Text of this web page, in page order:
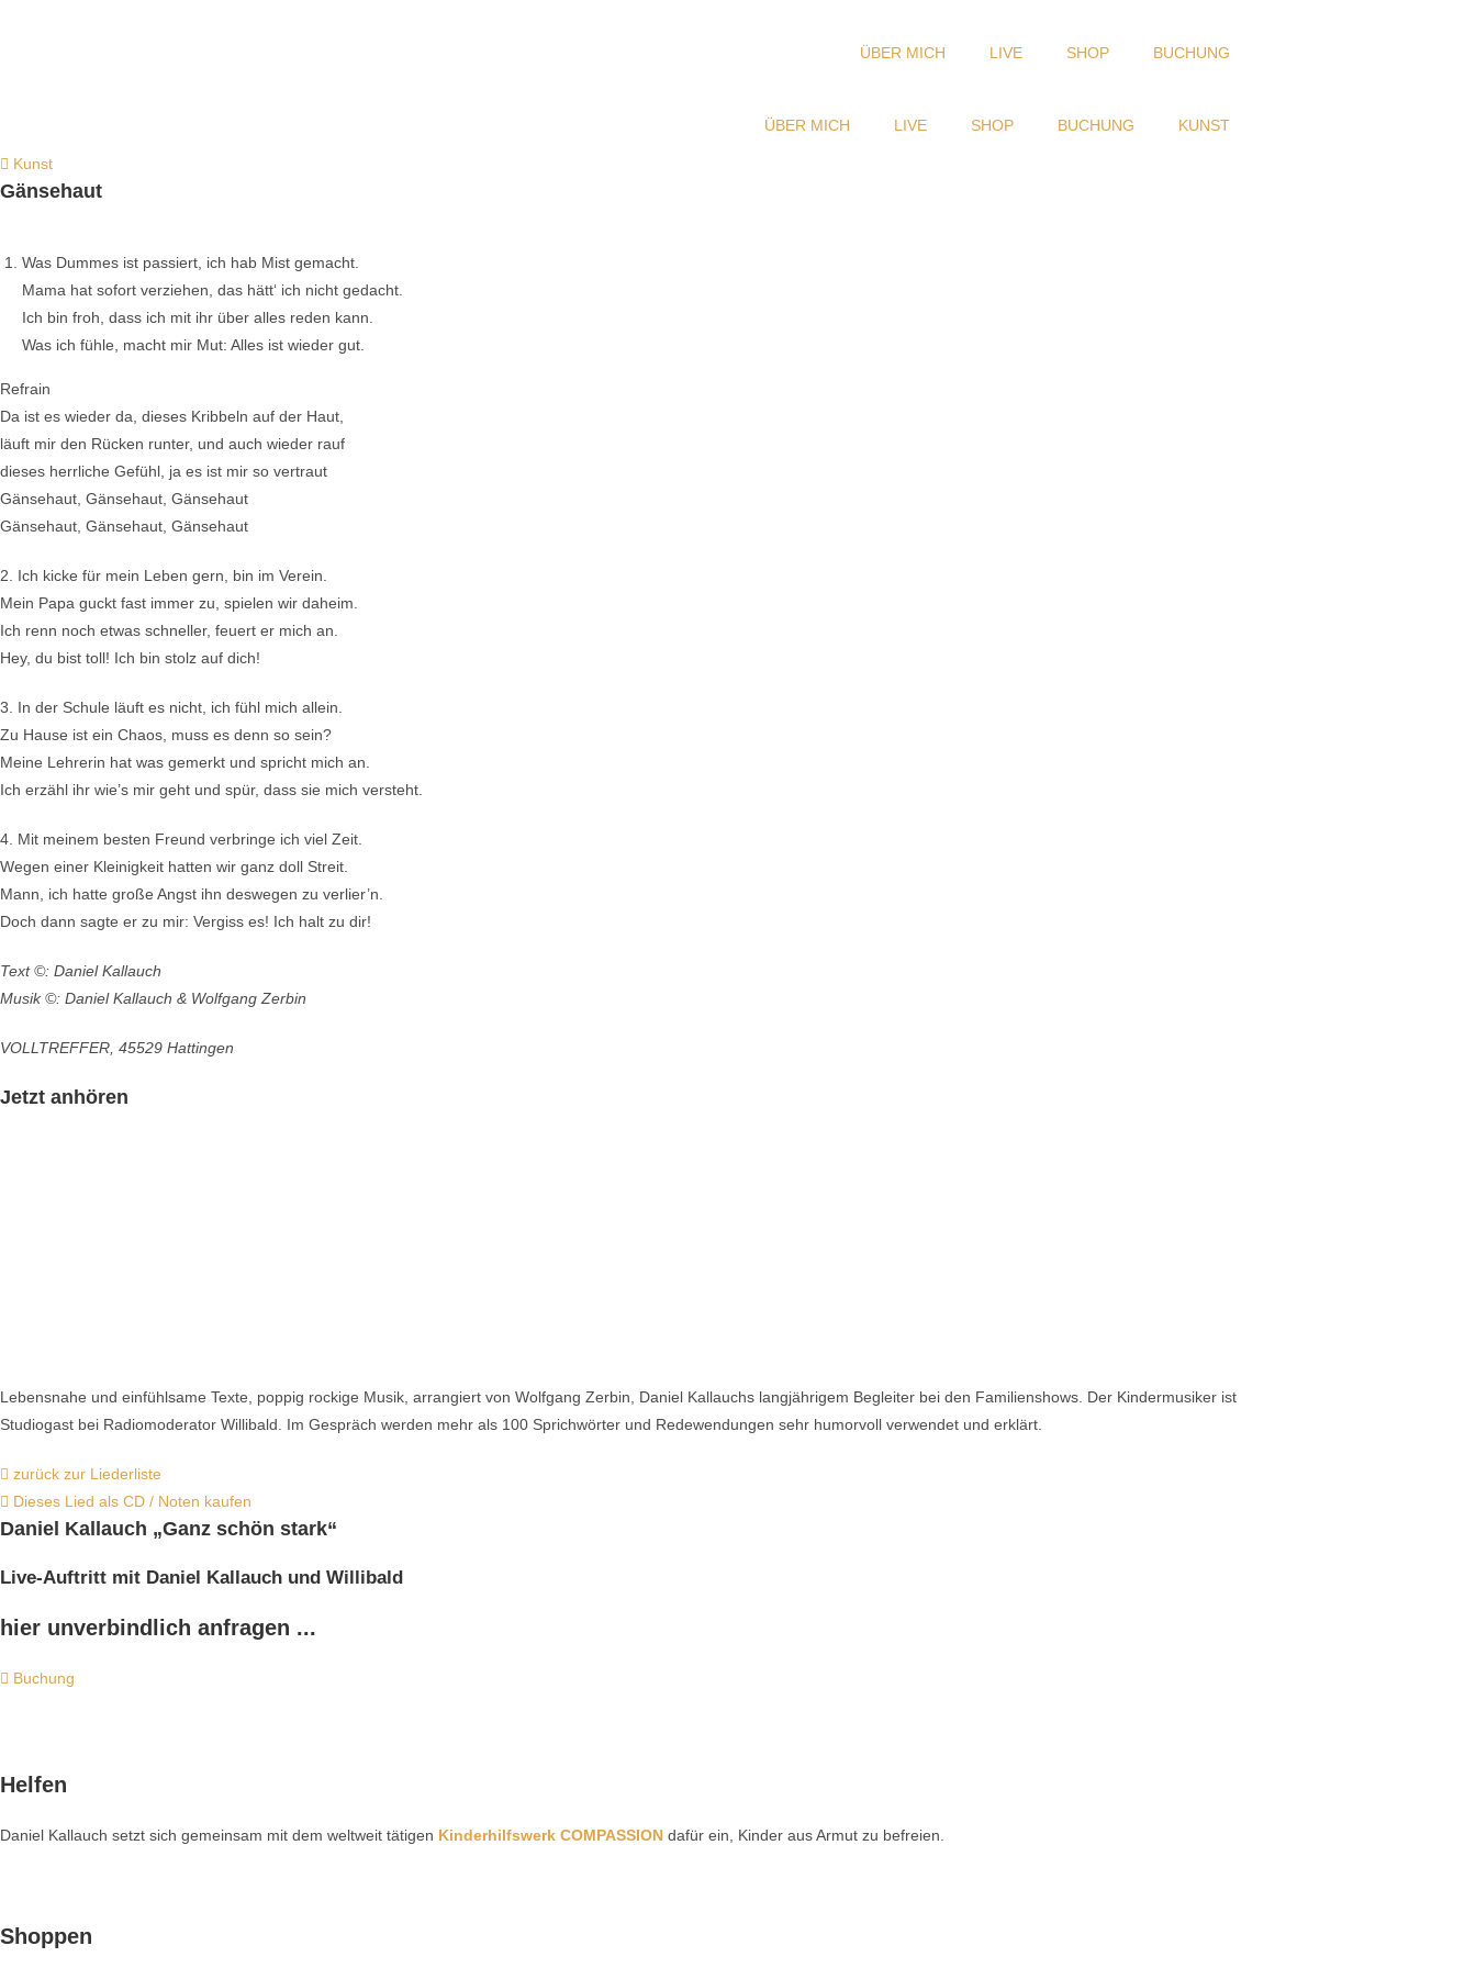
ÜBER MICH LIVE SHOP BUCHUNG
ÜBER MICH LIVE SHOP BUCHUNG KUNST
Kunst
Gänsehaut
Was Dummes ist passiert, ich hab Mist gemacht.
Mama hat sofort verziehen, das hätt‘ ich nicht gedacht.
Ich bin froh, dass ich mit ihr über alles reden kann.
Was ich fühle, macht mir Mut: Alles ist wieder gut.
Refrain
Da ist es wieder da, dieses Kribbeln auf der Haut,
läuft mir den Rücken runter, und auch wieder rauf
dieses herrliche Gefühl, ja es ist mir so vertraut
Gänsehaut, Gänsehaut, Gänsehaut
Gänsehaut, Gänsehaut, Gänsehaut
2. Ich kicke für mein Leben gern, bin im Verein.
Mein Papa guckt fast immer zu, spielen wir daheim.
Ich renn noch etwas schneller, feuert er mich an.
Hey, du bist toll! Ich bin stolz auf dich!
3. In der Schule läuft es nicht, ich fühl mich allein.
Zu Hause ist ein Chaos, muss es denn so sein?
Meine Lehrerin hat was gemerkt und spricht mich an.
Ich erzähl ihr wie’s mir geht und spür, dass sie mich versteht.
4. Mit meinem besten Freund verbringe ich viel Zeit.
Wegen einer Kleinigkeit hatten wir ganz doll Streit.
Mann, ich hatte große Angst ihn deswegen zu verlier’n.
Doch dann sagte er zu mir: Vergiss es! Ich halt zu dir!
Text ©: Daniel Kallauch
Musik ©: Daniel Kallauch & Wolfgang Zerbin
VOLLTREFFER, 45529 Hattingen
Jetzt anhören
Lebensnahe und einfühlsame Texte, poppig rockige Musik, arrangiert von Wolfgang Zerbin, Daniel Kallauchs langjährigem Begleiter bei den Familienshows. Der Kindermusiker ist
Studiogast bei Radiomoderator Willibald. Im Gespräch werden mehr als 100 Sprichwörter und Redewendungen sehr humorvoll verwendet und erklärt.
zurück zur Liederliste
Dieses Lied als CD / Noten kaufen
Daniel Kallauch „Ganz schön stark“
Live-Auftritt mit Daniel Kallauch und Willibald
hier unverbindlich anfragen ...
Buchung
Helfen
Daniel Kallauch setzt sich gemeinsam mit dem weltweit tätigen Kinderhilfswerk COMPASSION dafür ein, Kinder aus Armut zu befreien.
Shoppen